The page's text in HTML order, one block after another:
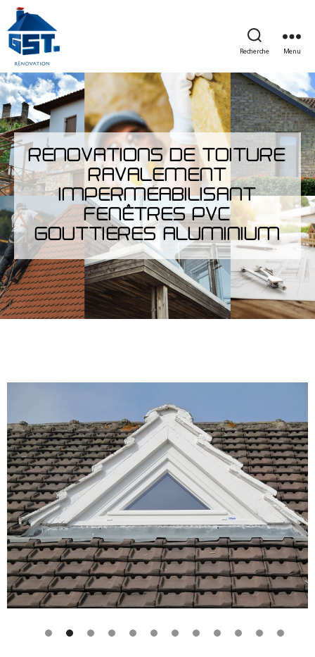
Recherche Menu
RÉNOVATIONS DE TOITURE
RAVALEMENT
IMPERMÉABILISANT
FENÊTRES PVC
GOUTTIÈRES ALUMINIUM
1 2 3 4 5 6 7 8 9
1
1
1